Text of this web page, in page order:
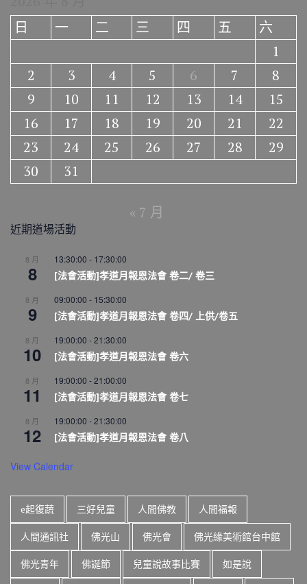
日
一 二 三 四 五
六
1
2
3 4 5 6 7
8
9
10 11 12 13 14
15
16
17 18 19 20 21
22
23
24 25 26 27 28
29
30
31
« 7 月
近期道場活動
8 月
8
13:30:00 - 17:30:00
[法會活動]孝道月報恩法會 卷二/ 卷三
8 月
9
09:00:00 - 15:30:00
[法會活動]孝道月報恩法會 卷四/ 上供/卷五
8 月
10
19:00:00 -21:30:00
[法會活動]孝道月報恩法會 卷六
8 月
11
19:00:00 -21:00:00
[法會活動]孝道月報恩法會 卷七
8 月
12
19:00:00 -21:30:00
[法會活動]孝道月報恩法會 卷八
View Calendar
e起復蔬 三好兒童 人間佛教 人間福報
人間通訊社 佛光山 佛光會 佛光緣美術館台中館
佛光青年 佛誕節 兒童說故事比賽 如是說